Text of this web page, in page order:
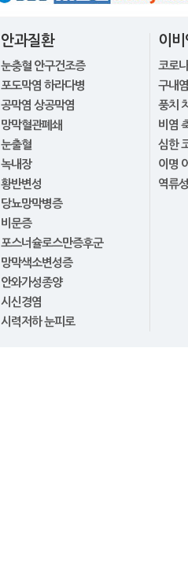
안과질환
눈충혈 안구건조증
포도막염 하라다병
공막염 상공막염
망막혈관폐쇄
눈출혈
녹내장
황반변성
당뇨망막병증
비문증
포스너슐로스만증후군
망막색소변성증
안와가성종양
시신경염
시력저하 눈피로
이
코로
구내
풍치
비염
심한
이명
역류